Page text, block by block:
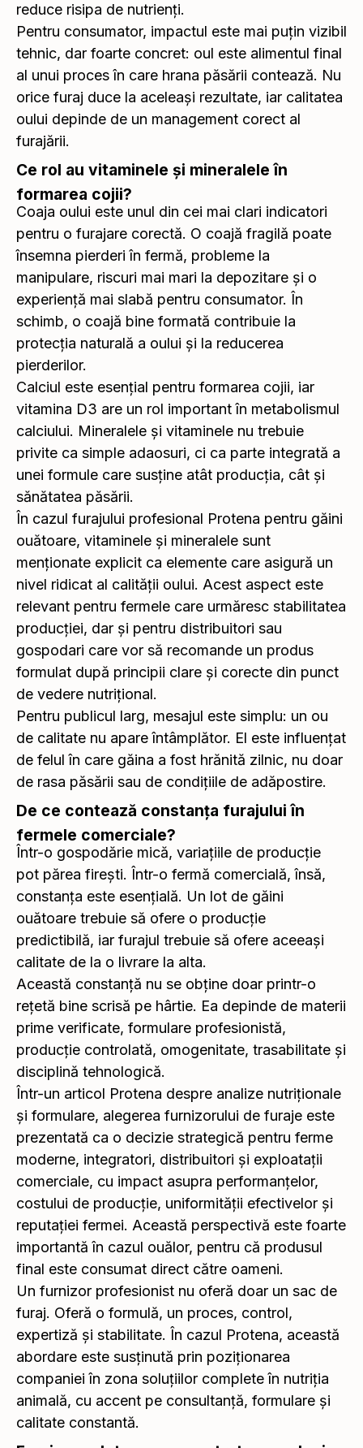
reduce risipa de nutrienți.
Pentru consumator, impactul este mai puțin vizibil
tehnic, dar foarte concret: oul este alimentul final
al unui proces în care hrana păsării contează. Nu
orice furaj duce la aceleași rezultate, iar calitatea
oului depinde de un management corect al
furajării.
Ce rol au vitaminele și mineralele în
formarea cojii?
Coaja oului este unul din cei mai clari indicatori
pentru o furajare corectă. O coajă fragilă poate
însemna pierderi în fermă, probleme la
manipulare, riscuri mai mari la depozitare și o
experiență mai slabă pentru consumator. În
schimb, o coajă bine formată contribuie la
protecția naturală a oului și la reducerea
pierderilor.
Calciul este esențial pentru formarea cojii, iar
vitamina D3 are un rol important în metabolismul
calciului. Mineralele și vitaminele nu trebuie
privite ca simple adaosuri, ci ca parte integrată a
unei formule care susține atât producția, cât și
sănătatea păsării.
În cazul furajului profesional Protena pentru găini
ouătoare, vitaminele și mineralele sunt
menționate explicit ca elemente care asigură un
nivel ridicat al calității oului. Acest aspect este
relevant pentru fermele care urmăresc stabilitatea
producției, dar și pentru distribuitori sau
gospodari care vor să recomande un produs
formulat după principii clare și corecte din punct
de vedere nutrițional.
Pentru publicul larg, mesajul este simplu: un ou
de calitate nu apare întâmplător. El este influențat
de felul în care găina a fost hrănită zilnic, nu doar
de rasa păsării sau de condițiile de adăpostire.
De ce contează constanța furajului în
fermele comerciale?
Într-o gospodărie mică, variațiile de producție
pot părea firești. Într-o fermă comercială, însă,
constanța este esențială. Un lot de găini
ouătoare trebuie să ofere o producție
predictibilă, iar furajul trebuie să ofere aceeași
calitate de la o livrare la alta.
Această constanță nu se obține doar printr-o
rețetă bine scrisă pe hârtie. Ea depinde de materii
prime verificate, formulare profesionistă,
producție controlată, omogenitate, trasabilitate și
disciplină tehnologică.
Într-un articol Protena despre analize nutriționale
și formulare, alegerea furnizorului de furaje este
prezentată ca o decizie strategică pentru ferme
moderne, integratori, distribuitori și exploatații
comerciale, cu impact asupra performanțelor,
costului de producție, uniformității efectivelor și
reputației fermei. Această perspectivă este foarte
importantă în cazul ouălor, pentru că produsul
final este consumat direct către oameni.
Un furnizor profesionist nu oferă doar un sac de
furaj. Oferă o formulă, un proces, control,
expertiză și stabilitate. În cazul Protena, această
abordare este susținută prin poziționarea
companiei în zona soluțiilor complete în nutriția
animală, cu accent pe consultanță, formulare și
calitate constantă.